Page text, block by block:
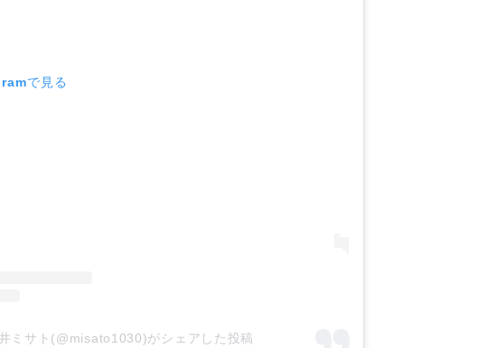
で見る
ミサト(@misato1030)がシェアした投稿